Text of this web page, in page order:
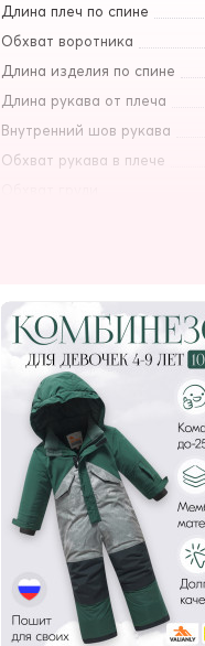
Длина плеч по спине
Обхват воротника
Длина изделия по спине
Длина рукава от плеча
Внутренний шов рукава
Обхват рукава в плече
Длина изделия по спине
Длина рукава от плеча
Внутренний шов рукава
Обхват рукава в плече
Обхват груди
Обхват бедер
Длина плеч по спине
Обхват воротника
Длина изделия по спине
Длина рукава от плеча
Внутренний шов рукава
Обхват рукава в плече